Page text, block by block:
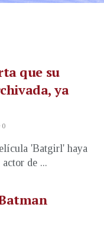
que su
ya
0
'Batgirl' haya
de ...